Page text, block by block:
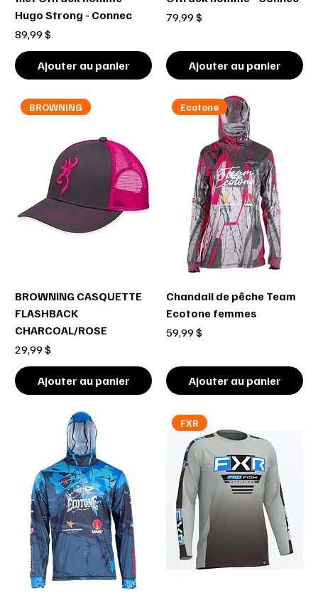
Hugo Strong - Connec
Prix
89,99 $
Ajouter au panier
Prix
79,99 $
Ajouter au panier
BROWNING
BROWNING CASQUETTE
FLASHBACK
CHARCOAL/ROSE
Prix
29,99 $
Ajouter au panier
Ecotone
Chandail de pêche Team
Ecotone femmes
Prix
59,99 $
Ajouter au panier
FXR